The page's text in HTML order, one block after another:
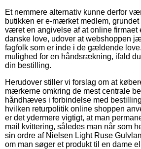
Et nemmere alternativ kunne derfor
butikken er e-mærket medlem,
været en angivelse af at online firmaet
danske love, udover at webshoppen
fagfolk som er inde i de gældende
mulighed for en håndsrækning, ifald
din bestilling.
Herudover stiller vi forslag om at
mærkerne omkring de mest centrale
håndhæves i forbindelse med
hvilken returpolitik online shoppen
er det ydermere vigtigt, at man
mail kvittering, således man når som
sin ordre af Nielsen Light Ruse
om man søger et produkt til en dame